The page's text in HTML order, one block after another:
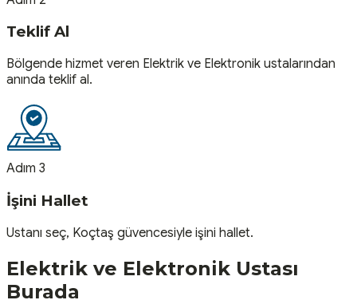
Teklif Al
Bölgende hizmet veren Elektrik ve Elektronik ustalarından
anında teklif al.
Adım 3
İşini Hallet
Ustanı seç, Koçtaş güvencesiyle işini hallet.
Elektrik ve Elektronik Ustası
Burada